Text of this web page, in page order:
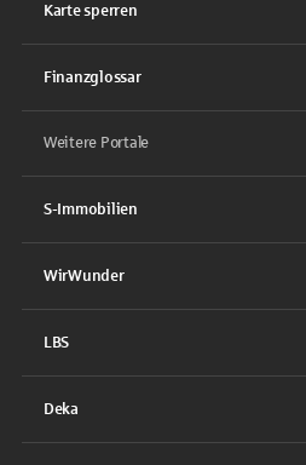
Karte sperren
Finanzglossar
Weitere Portale
S-Immobilien
WirWunder
LBS
Deka